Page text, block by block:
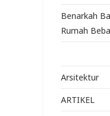
Benarkah
Rumah
Arsitektur
ARTIKEL